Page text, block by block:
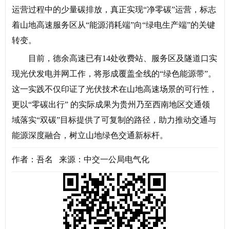
运营过程中的少量碳排放，真正实现“净零碳”运营，标志
着山地高速服务区从“能源消耗端”向“绿电生产端”的关键
转变。
目前，德余高速已有14处收费站、服务区及隧道口实
现光伏发电并网工作，将形成覆盖全线的“绿色能源带”。
这一实践不仅印证了光伏技术在山地高速场景的可行性，
更以“零碳出行” 的实际成果为贵州乃至西南地区交通领
域落实“双碳”目标提供了可复制的路径，助力推动交通与
能源深度融合，树立山地绿色交通新标杆。
作者：吾名 来源：中交一公局电气化